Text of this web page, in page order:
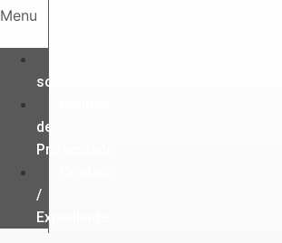
Ir
o
conteúdo
Menu
somos
de
Privacidade
/
Expediente